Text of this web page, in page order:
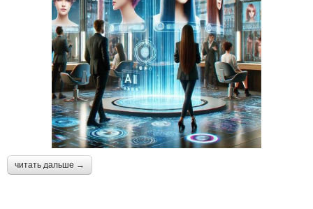
читать дальше →